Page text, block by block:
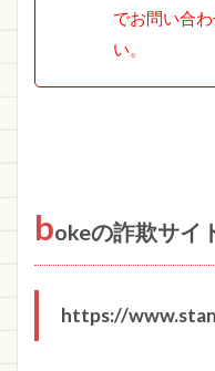
でお問い合
い。
bokeの詐欺サイ
https://